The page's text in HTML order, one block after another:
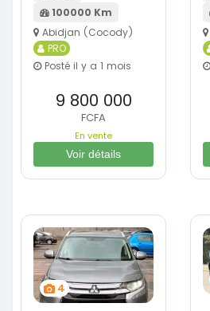
100000 Km
Abidjan (Cocody)
PRO
Posté il y a 1 mois
9 800 000
FCFA
En vente
Voir détails
4